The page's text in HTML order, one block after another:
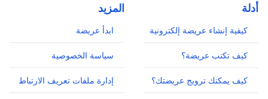
أدلة
كيفية إنشاء عريضة إلكترونية
كيف تكتب عريضة؟
كيف يمكنك ترويج عريضتك؟
المزيد
ابدأ عريضة
سياسة الخصوصية
إدارة ملفات تعريف الارتباط